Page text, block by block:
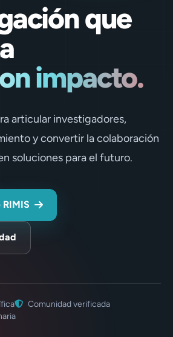
que
impacto.
articular investigadores,
y convertir la colaboración
soluciones para el futuro.
Comunidad verificada